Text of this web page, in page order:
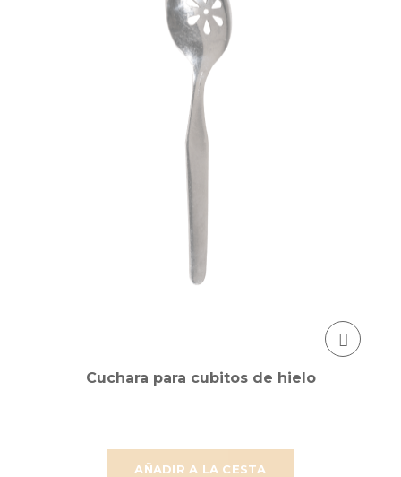
AÑADIR A LA CESTA
Cuchara para cubitos de hielo